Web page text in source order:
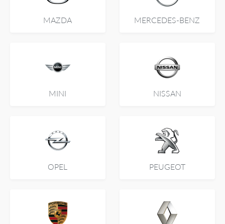
MAZDA MERCEDES-BENZ
MINI NISSAN
OPEL PEUGEOT